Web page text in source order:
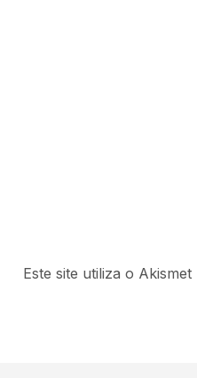
Este site utiliza o